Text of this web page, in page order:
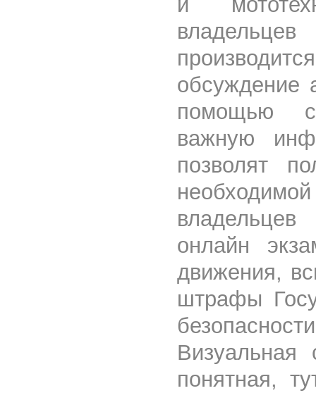
обсуждение
помощью
важную
позволят
онлайн
движения,
штрафы
понятная,